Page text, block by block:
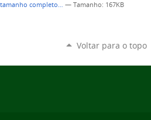
completo… — Tamanho: 167KB
Voltar para o topo